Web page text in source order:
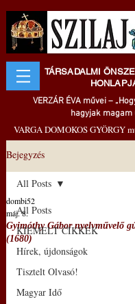
TÁRSADALMI
VERZÁR ÉVA művei –
hagyjak magam
VARGA DOMOKOS GYÖRGY
Bejegyzés
All Posts
KIEMELT CIKKEK
Hírek, újdonságok
Tisztelt Olvasó!
Magyar Idő
All Posts
Gyimóthy Gábor nyelvművelő
(1680)
dombi52
máj. 8.